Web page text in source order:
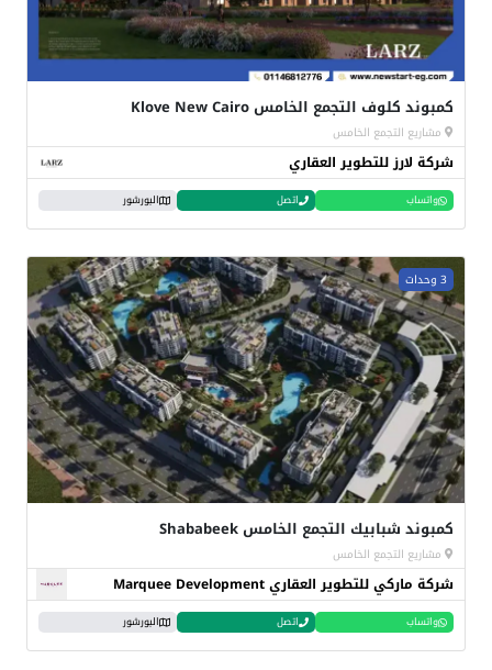
كمبوند كلوف التجمع الخامس Klove New Cairo
مشاريع التجمع الخامس
شركة لارز للتطوير العقاري
واتساب اتصل البورشور
3 وحدات
كمبوند شبابيك التجمع الخامس Shababeek
مشاريع التجمع الخامس
شركة ماركي للتطوير العقاري Marquee Development
واتساب اتصل البورشور